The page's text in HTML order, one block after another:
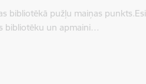
bibliotēkā pužļu maiņas punkts.Esi
bibliotēku un apmaini…